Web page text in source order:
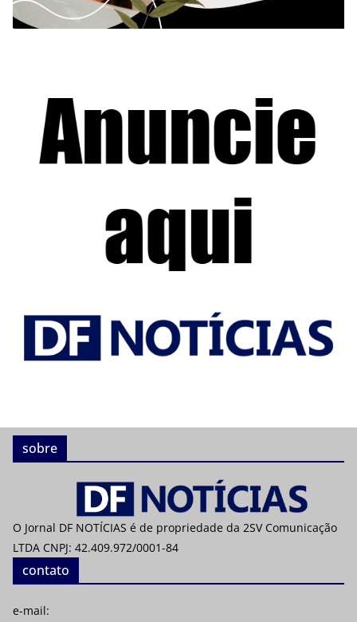
sobre
O Jornal DF NOTÍCIAS é de propriedade da 2SV Comunicação
LTDA CNPJ: 42.409.972/0001-84
contato
e-mail: